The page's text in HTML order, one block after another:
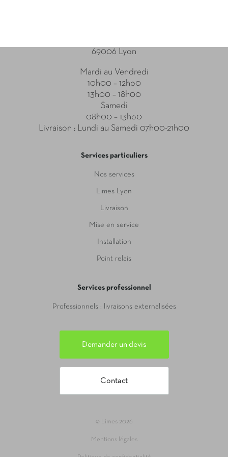
69006 Lyon
Mardi au Vendredi
10h00 – 12ho0
13h00 – 18h00
Samedi
08h00 – 13ho0
Livraison : Lundi au Samedi 07h00-21h00
Services particuliers
Nos services
Limes Lyon
Livraison
Mise en service
Installation
Point relais
Services professionnel
Professionnels : livraisons externalisées
Demander un devis
Contact
© Limes 2026
Mentions légales